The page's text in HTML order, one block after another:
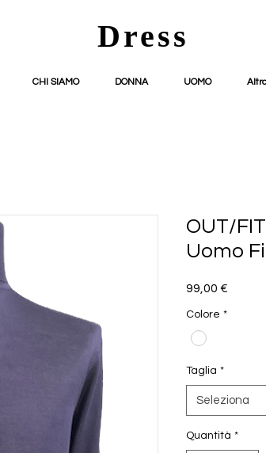
Dress
CHI SIAMO DONNA UOMO
OUT/
Uomo
99,00 €
Colore *
Taglia *
Seleziona
Quantità *